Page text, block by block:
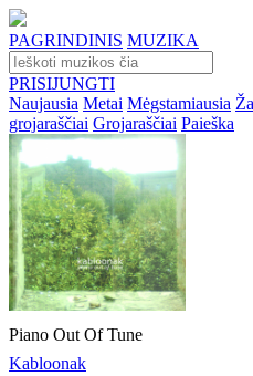
PAGRINDINIS MUZIKA
PRISIJUNGTI
Naujausia Metai Mėgstamiausia
grojaraščiai Grojaraščiai Paieška
Piano Out Of Tune
Kabloonak